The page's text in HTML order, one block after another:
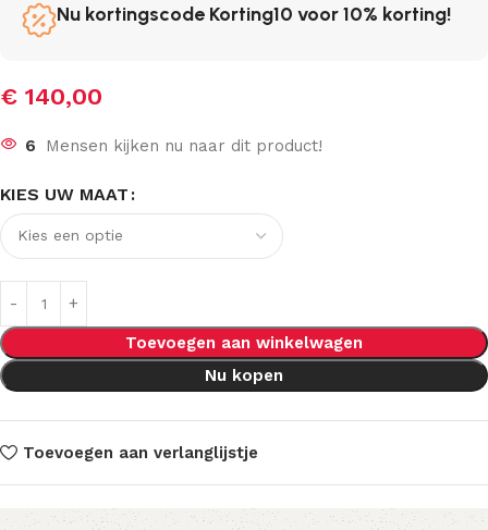
Nu kortingscode Korting10 voor 10% korting!
€ 140,00
6 Mensen kijken nu naar dit product!
KIES UW MAAT
Toevoegen aan winkelwagen
Nu kopen
Toevoegen aan verlanglijstje